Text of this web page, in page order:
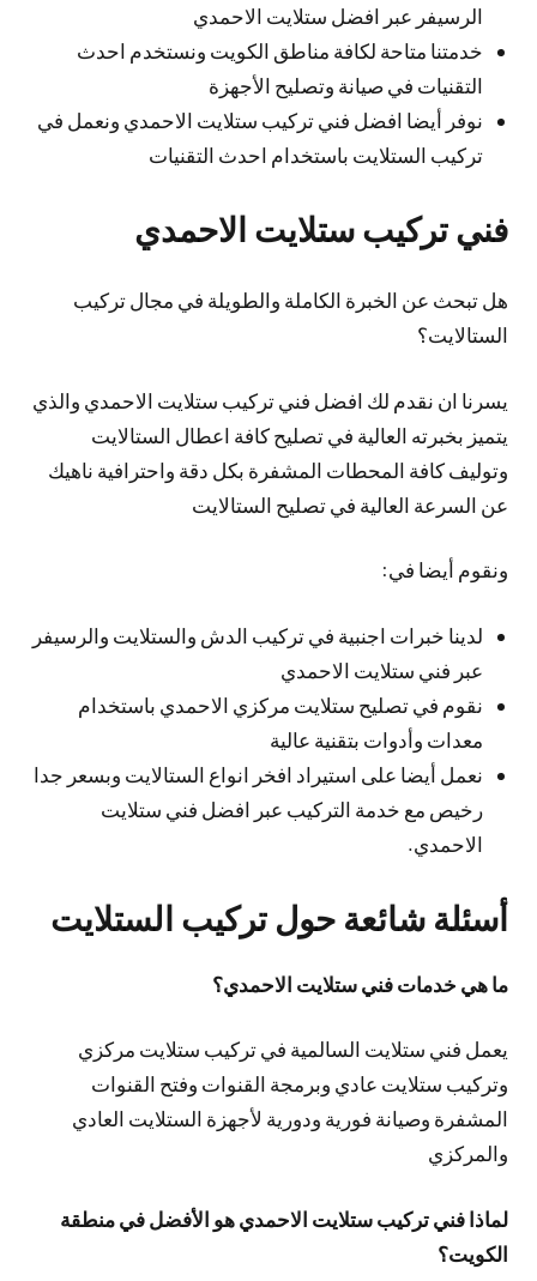
الرسيفر عبر افضل ستلايت الاحمدي
خدمتنا متاحة لكافة مناطق الكويت ونستخدم احدث
التقنيات في صيانة وتصليح الأجهزة
نوفر أيضا افضل فني تركيب ستلايت الاحمدي ونعمل في
تركيب الستلايت باستخدام احدث التقنيات
فني تركيب ستلايت الاحمدي
هل تبحث عن الخبرة الكاملة والطويلة في مجال تركيب
الستالايت؟
يسرنا ان نقدم لك افضل فني تركيب ستلايت الاحمدي والذي
يتميز بخبرته العالية في تصليح كافة اعطال الستالايت
وتوليف كافة المحطات المشفرة بكل دقة واحترافية ناهيك
عن السرعة العالية في تصليح الستالايت
ونقوم أيضا في:
لدينا خبرات اجنبية في تركيب الدش والستلايت والرسيفر
عبر فني ستلايت الاحمدي
نقوم في تصليح ستلايت مركزي الاحمدي باستخدام
معدات وأدوات بتقنية عالية
نعمل أيضا على استيراد افخر انواع الستالايت وبسعر جدا
رخيص مع خدمة التركيب عبر افضل فني ستلايت
الاحمدي.
أسئلة شائعة حول تركيب الستلايت
ما هي خدمات فني ستلايت الاحمدي؟
يعمل فني ستلايت السالمية في تركيب ستلايت مركزي
وتركيب ستلايت عادي وبرمجة القنوات وفتح القنوات
المشفرة وصيانة فورية ودورية لأجهزة الستلايت العادي
والمركزي
لماذا فني تركيب ستلايت الاحمدي هو الأفضل في منطقة
الكويت؟